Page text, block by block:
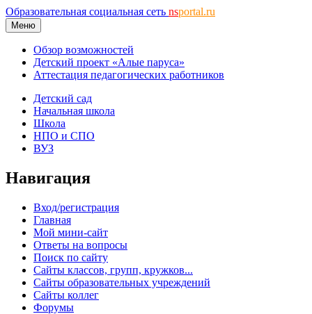
Образовательная социальная сеть nsportal.ru
Меню
Обзор возможностей
Детский проект «Алые паруса»
Аттестация педагогических работников
Детский сад
Начальная школа
Школа
НПО и СПО
ВУЗ
Навигация
Вход/регистрация
Главная
Мой мини-сайт
Ответы на вопросы
Поиск по сайту
Сайты классов, групп, кружков...
Сайты образовательных учреждений
Сайты коллег
Форумы